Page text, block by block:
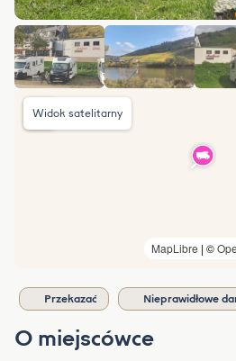
MapLibre | ©
Widok satelitarny
Przekazać Nieprawidłowe
O miejscówce